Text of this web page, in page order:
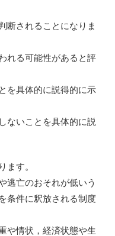
断されることになりま
れる可能性があると評
を具体的に説得的に示
ないことを具体的に説
す。
逃亡のおそれが低いう
条件に釈放される制度
や情状，経済状態や生